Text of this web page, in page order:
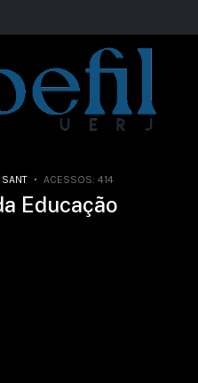
SANT ACESSOS: 414
Educação